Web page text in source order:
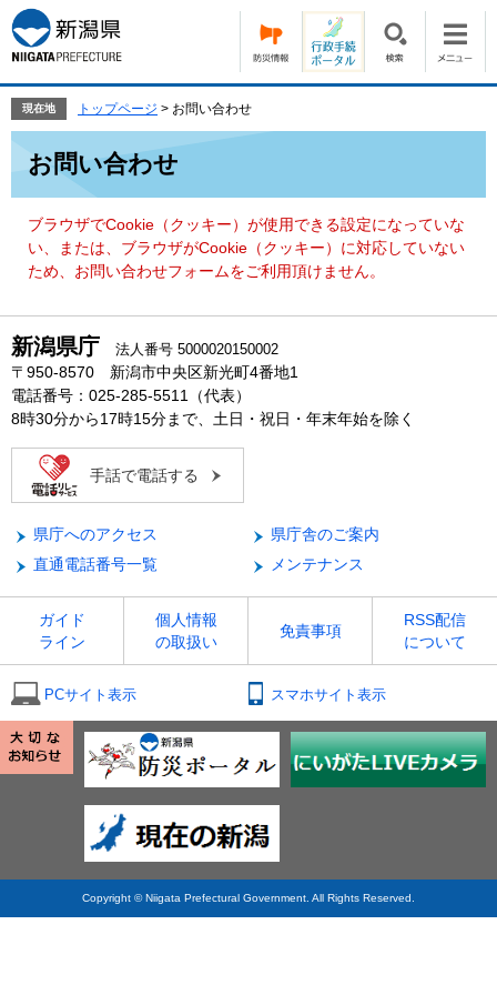
ー
ジ
の
頭
す。
ニ
ュ
ー
飛
て
現在地 トップページ > お問い合わせ
お問い合わせ
ブラウザでCookie（クッキー）が使用できる設定になっていな
い、または、ブラウザがCookie（クッキー）に対応していない
ため、お問い合わせフォームをご利用頂けません。
新潟県庁 法人番号 5000020150002
〒950-8570 新潟市中央区新光町4番地1
電話番号：025-285-5511（代表）
8時30分から17時15分まで、土日・祝日・年末年始を除く
手話で電話する
県庁へのアクセス
県庁舎のご案内
直通電話番号一覧
メンテナンス
ガイド
ライン
個人情報
の取扱い
免責事項
RSS配信
について
PCサイト表示 スマホサイト表示
Copyright © Niigata Prefectural Government. All Rights Reserved.